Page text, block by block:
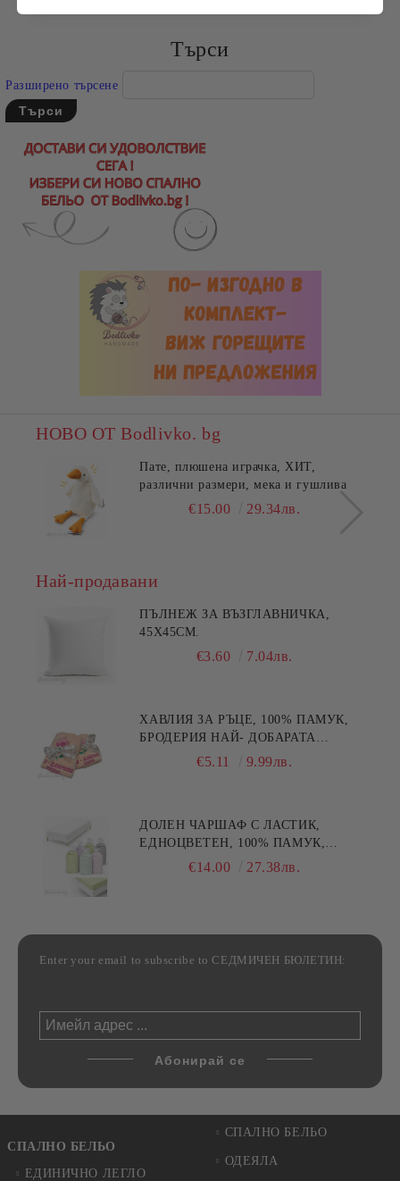
Търси
Разширено търсене
НОВО ОТ Bodlivko. bg
Пате, плюшена играчка, ХИТ,
различни размери, мека и гушлива
€15.00 29.34лв.
Най-продавани
ПЪЛНЕЖ ЗА ВЪЗГЛАВНИЧКА,
45X45СМ.
€3.60 7.04лв.
ХАВЛИЯ ЗА РЪЦЕ, 100% ПАМУК,
БРОДЕРИЯ НАЙ- ДОБАРАТА
МАЙКА/БАБА , РАЗМЕР:
€5.11 9.99лв.
ДОЛЕН ЧАРШАФ С ЛАСТИК,
ЕДНОЦВЕТЕН, 100% ПАМУК,
РАЗЛИЧНИ РАЗМЕРИ
€14.00 27.38лв.
Enter your email to subscribe to СЕДМИЧЕН БЮЛЕТИН:
СПАЛНО БЕЛЬО
ЕДИНИЧНО ЛЕГЛО
СПАЛНО БЕЛЬО
ОДЕЯЛА